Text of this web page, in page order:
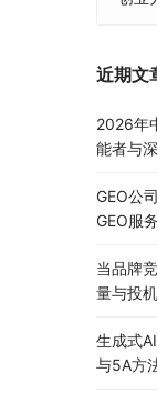
近期文
2026年
能者与
GEO公
GEO服
当品牌
量与投
生成式
与5A方